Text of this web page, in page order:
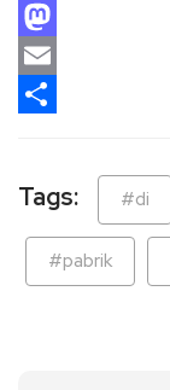
Facebook
Mastodon
Email
Tags: #di
#pabrik